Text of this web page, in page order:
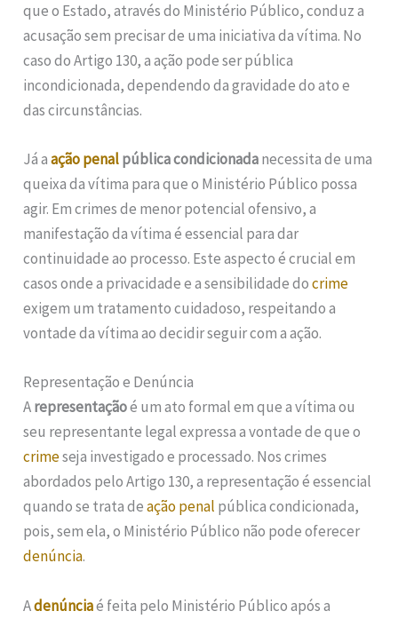
que o Estado, através do Ministério Público, conduz a
acusação sem precisar de uma iniciativa da vítima. No
caso do Artigo 130, a ação pode ser pública
incondicionada, dependendo da gravidade do ato e
das circunstâncias.
Já aação penalpública condicionadanecessita de uma
queixa da vítima para que o Ministério Público possa
agir. Em crimes de menor potencial ofensivo, a
manifestação da vítima é essencial para dar
continuidade ao processo. Este aspecto é crucial em
casos onde a privacidade e a sensibilidade docrime
exigem um tratamento cuidadoso, respeitando a
vontade da vítima ao decidir seguir com a ação.
Representação e Denúncia
Arepresentaçãoé um ato formal em que a vítima ou
seu representante legal expressa a vontade de que o
crimeseja investigado e processado. Nos crimes
abordados pelo Artigo 130, a representação é essencial
quando se trata deação penal pública condicionada,
pois, sem ela, o Ministério Público não pode oferecer
denúncia.
Adenúnciaé feita pelo Ministério Público após a